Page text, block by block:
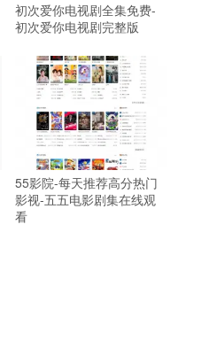
初次爱你电视剧全集免费-
初次爱你电视剧完整版
55影院-每天推荐高分热门
影视-五五电影剧集在线观
看